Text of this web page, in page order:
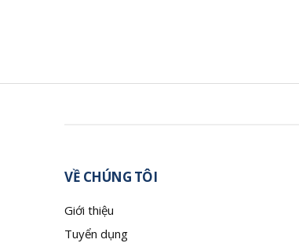
VỀ CHÚNG TÔI
Giới thiệu
Tuyển dụng